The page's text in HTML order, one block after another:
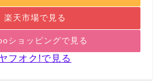
楽天市場で見る
ショッピングで見る
フオク!で見る